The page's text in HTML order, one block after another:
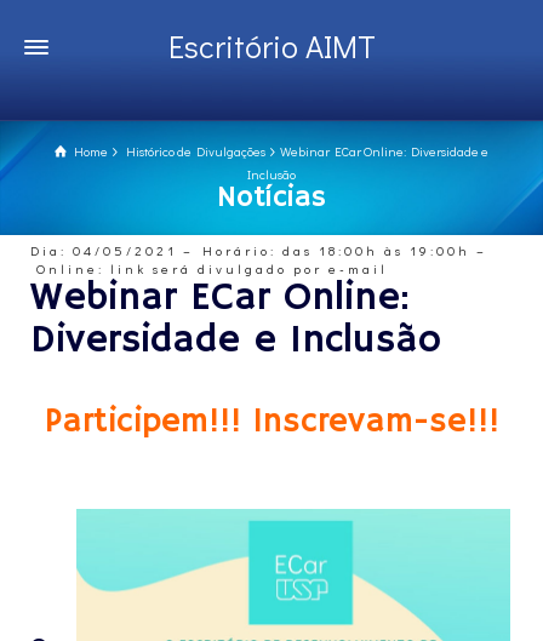
Escritório AIMT
Home Histórico de Divulgações
Webinar ECar Online: Diversidade e
Inclusão
Notícias
Dia: 04/05/2021 – Horário: das 18:00h às 19:00h –
Online: link será divulgado por e-mail
Webinar ECar Online:
Diversidade e Inclusão
Participem!!! Inscrevam-se!!!